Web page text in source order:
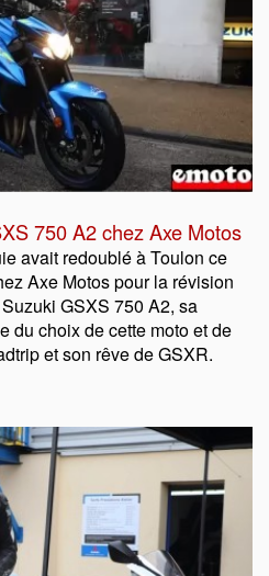
750 A2 chez Axe Motos
avait redoublé à Toulon ce
Axe Motos pour la révision
GSXS 750 A2, sa
du choix de cette moto et de
et son rêve de GSXR.